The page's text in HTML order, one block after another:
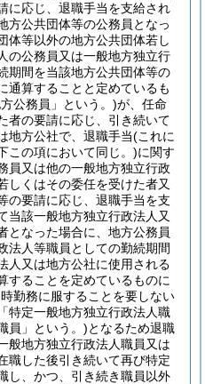
に応じ、退職手当を支給され
方公共団体等の公務員となっ
体等以外の地方公共団体若し
の公務員又は一般地方独立行
期間を当該地方公共団体等の
通算することと定めているも
公務員」という。)が、任命
者の要請に応じ、引き続いて
地方公社で、退職手当(これに
この項において同じ。)に関す
員又は他の一般地方独立行政
しくはその委任を受けた者又
の要請に応じ、退職手当を支
当該一般地方独立行政法人又
となった場合に、地方公務員
法人等職員としての勤続期間
人又は地方公社に使用される
することを定めているものに
勤務に服することを要しない
特定一般地方独立行政法人職
員」という。)となるため退職
般地方独立行政法人職員又は
職した後引き続いて再び特定
し、かつ、引き続き職員以外